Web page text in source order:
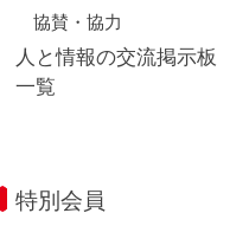
協賛・協力
人と情報の交流掲示板
一覧
特別会員